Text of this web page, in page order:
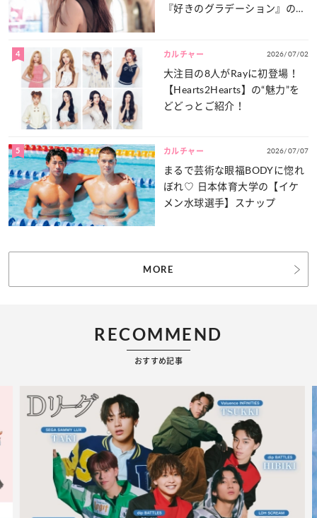
『好きのグラデーション』の魅
4 カルチャー 2026/07/02
大注目の8人がRayに初登場！
【Hearts2Hearts】の“魅力”を
どどっとご紹介！
5 カルチャー 2026/07/07
まるで芸術な眼福BODYに惚れ
ぼれ♡ 日本体育大学の【イケ
メン水球選手】スナップ
MORE
RECOMMEND
おすすめ記事